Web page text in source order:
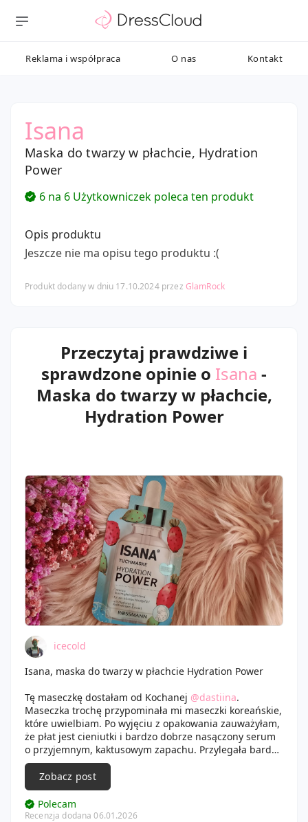
Reklama i współpraca O nas Kontakt
Isana
Maska do twarzy w płachcie, Hydration
Power
6 na 6 Użytkowniczek poleca ten produkt
Opis produktu
Jeszcze nie ma opisu tego produktu :(
Produkt dodany w dniu 17.10.2024 przez GlamRock
Przeczytaj prawdziwe i
sprawdzone opinie o Isana -
Maska do twarzy w płachcie,
Hydration Power
icecold
Isana, maska do twarzy w płachcie Hydration Power
Tę maseczkę dostałam od Kochanej @dastiina.
Maseczka trochę przypominała mi maseczki koreańskie,
które uwielbiam. Po wyjęciu z opakowania zauważyłam,
że płat jest cieniutki i bardzo dobrze nasączony serum
o przyjemnym, kaktusowym zapachu. Przylegała bardzo
dobrze do twarzy, tylko mogłabym się nieco przyczepić
do wycięcia maseczki. Od razu po nałożeniu poczułam
przyjemny chłodek i mocne ukojenie. Maska bardzo
dobrze nawilżyła twarz i ją odświeżyła. Nie trzeba jej
było zmywać, bo wszystko się ładnie wchłonęło i nie
Zobacz post
Polecam
Recenzja dodana 06.01.2026